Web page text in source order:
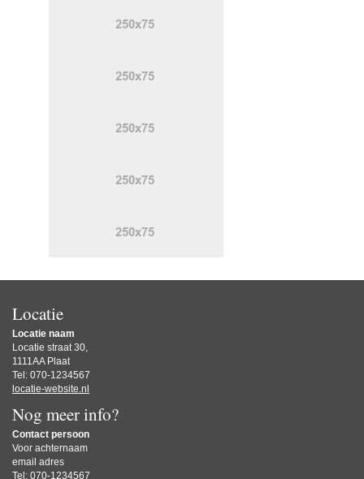
Locatie
Locatie naam
Locatie straat 30,
1111AA Plaat
Tel: 070-1234567
locatie-website.nl
Nog meer info?
Contact persoon
Voor achternaam
email adres
Tel: 070-1234567